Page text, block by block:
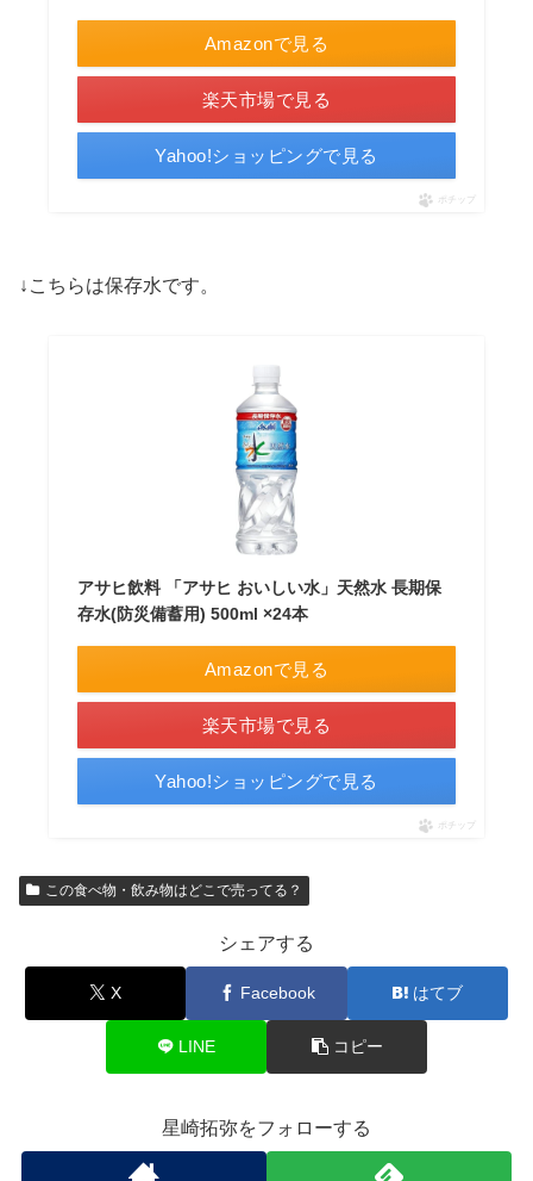
Amazonで見る
楽天市場で見る
Yahoo!ショッピングで見る
ポチップ
↓こちらは保存水です。
アサヒ飲料 「アサヒ おいしい水」天然水 長期保
存水(防災備蓄用) 500ml ×24本
Amazonで見る
楽天市場で見る
Yahoo!ショッピングで見る
ポチップ
この食べ物・飲み物はどこで売ってる？
シェアする
X Facebook はてブ
LINE コピー
星崎拓弥をフォローする